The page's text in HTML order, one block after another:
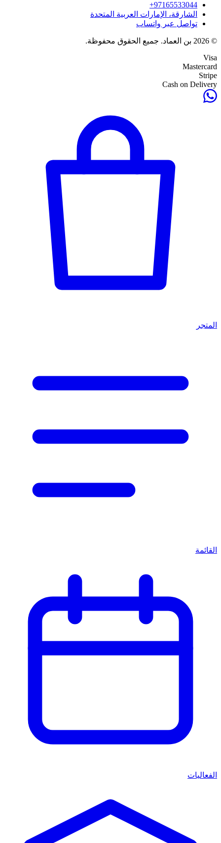
+97165533044
الشارقة، الإمارات العربية المتحدة
تواصل عبر واتساب
© 2026 بن العماد. جميع الحقوق محفوظة.
Visa
Mastercard
Stripe
Cash on Delivery
المتجر
القائمة
الفعاليات